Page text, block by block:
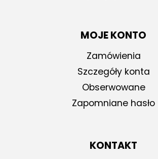
MOJE KONTO
Zamówienia
Szczegóły konta
Obserwowane
Zapomniane hasło
KONTAKT